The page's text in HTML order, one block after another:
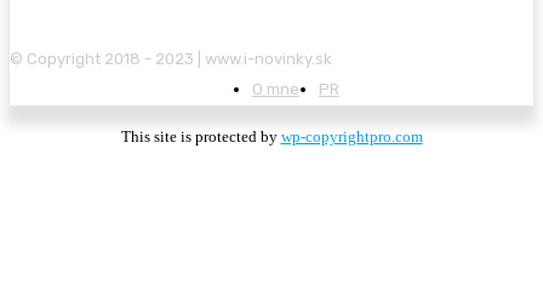
© Copyright 2018 - 2023 | www.i-novinky.sk
O mne
PR
This site is protected by wp-copyrightpro.com